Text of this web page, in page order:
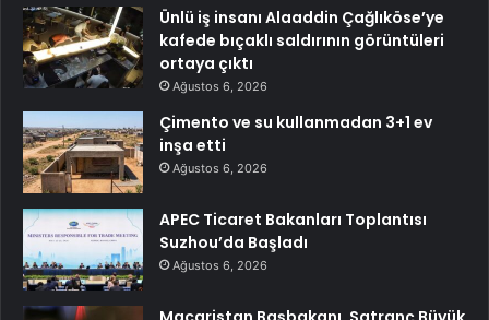
Ünlü iş insanı Alaaddin Çağlıköse’ye
kafede bıçaklı saldırının görüntüleri
ortaya çıktı
Ağustos 6, 2026
Çimento ve su kullanmadan 3+1 ev
inşa etti
Ağustos 6, 2026
APEC Ticaret Bakanları Toplantısı
Suzhou’da Başladı
Ağustos 6, 2026